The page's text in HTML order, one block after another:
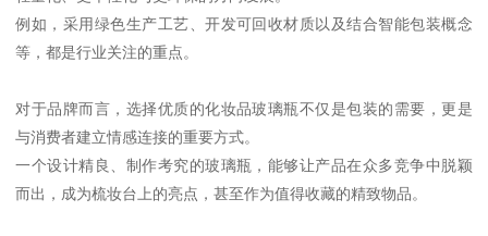
例如，采用绿色生产工艺、开发可回收材质以及结合智能包装概念
等，都是行业关注的重点。
对于品牌而言，选择优质的化妆品玻璃瓶不仅是包装的需要，更是
与消费者建立情感连接的重要方式。
一个设计精良、制作考究的玻璃瓶，能够让产品在众多竞争中脱颖
而出，成为梳妆台上的亮点，甚至作为值得收藏的精致物品。